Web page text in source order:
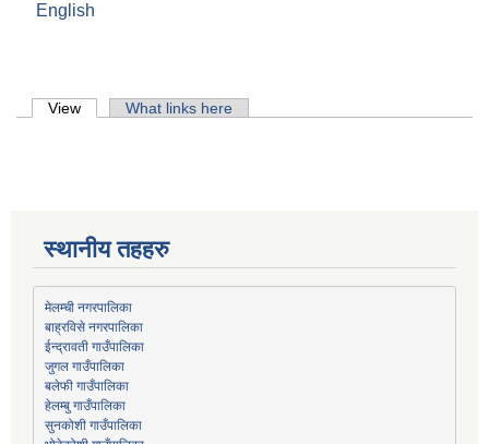
English
Primary tabs
View (active tab)What links here
स्थानीय तहहरु
मेलम्ची नगरपालिका
बाह्रविसे नगरपालिका
ईन्द्रावती गाउँपालिका
जुगल गाउँपालिका
बलेफी गाउँपालिका
हेलम्बु गाउँपालिका
सुनकोशी गाउँपालिका